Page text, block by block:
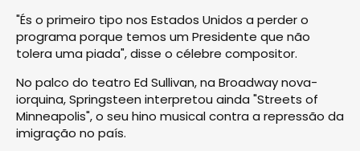
"És o primeiro tipo nos Estados Unidos a perder o
programa porque temos um Presidente que não
tolera uma piada", disse o célebre compositor.
No palco do teatro Ed Sullivan, na Broadway nova-
iorquina, Springsteen interpretou ainda "Streets of
Minneapolis", o seu hino musical contra a repressão da
imigração no país.